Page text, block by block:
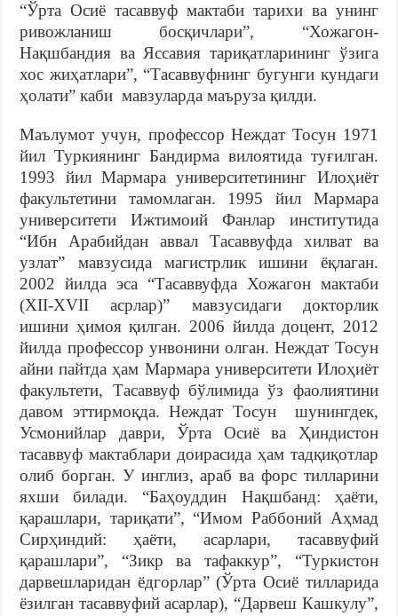
“Ўрта Осиё тасаввуф мактаби тарихи ва унинг
ривожланиш босқичлари”, “Хожагон-
Нақшбандия ва Яссавия тариқатларининг ўзига
хос жиҳатлари”, “Тасаввуфнинг бугунги кундаги
ҳолати” каби мавзуларда маъруза қилди.
Маълумот учун, профессор Неждат Тосун 1971
йил Туркиянинг Бандирма вилоятида туғилган.
1993 йил Мармара университетининг Илоҳиёт
факультетини тамомлаган. 1995 йил Мармара
университети Ижтимоий Фанлар институтида
“Ибн Арабийдан аввал Тасаввуфда хилват ва
узлат” мавзусида магистрлик ишини ёқлаган.
2002 йилда эса “Тасаввуфда Хожагон мактаби
(XII-XVII асрлар)” мавзусидаги докторлик
ишини ҳимоя қилган. 2006 йилда доцент, 2012
йилда профессор унвонини олган. Неждат Тосун
айни пайтда ҳам Мармара университети Илоҳиёт
факультети, Тасаввуф бўлимида ўз фаолиятини
давом эттирмоқда. Неждат Тосун шунингдек,
Усмонийлар даври, Ўрта Осиё ва Ҳиндистон
тасаввуф мактаблари доирасида ҳам тадқиқотлар
олиб борган. У инглиз, араб ва форс тилларини
яхши билади. “Баҳоуддин Нақшбанд: ҳаёти,
қарашлари, тариқати”, “Имом Раббоний Аҳмад
Сирҳиндий: ҳаёти, асарлари, тасаввуфий
қарашлари”, “Зикр ва тафаккур”, “Туркистон
дарвешларидан ёдгорлар” (Ўрта Осиё тилларида
ёзилган тасаввуфий асарлар), “Дарвеш Кашкулу”,